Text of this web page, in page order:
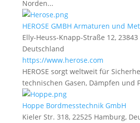
Norden...
HEROSE GMBH Armaturen und
Elly-Heuss-Knapp-Straße 12,
Deutschland
https://www.herose.com
HEROSE sorgt weltweit für
technischen Gasen, Dämpfen und
Hoppe Bordmesstechnik GmbH
Kieler Str. 318, 22525 Hamburg,